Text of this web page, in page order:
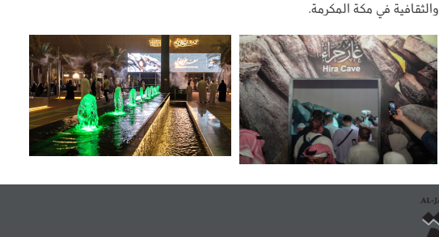
والثقافية في مكة المكرمة.